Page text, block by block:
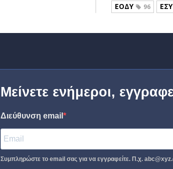
ΕΟΔΥ 96 ΕΣΥ
Μείνετε ενήμεροι,
Διεύθυνση email
Συμπληρώστε το email σας για να εγγραφείτε. Π.χ.